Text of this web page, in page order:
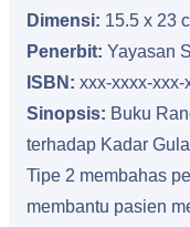
Dimensi: 15.5 x 23
Penerbit: Yayasan
ISBN: xxx-xxxx-xxx-
Sinopsis: Buku
terhadap Kadar
Tipe 2 membahas
membantu pasien